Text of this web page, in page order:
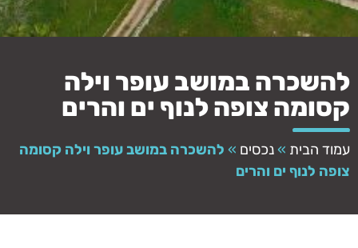
להשכרה במושב עופר וילה
קסומה צופה לנוף ים והרים
עמוד הבית »נכסים » להשכרה במושב עופר וילה קסומה
צופה לנוף ים והרים